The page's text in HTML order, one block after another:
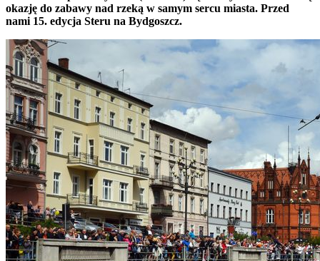
okazję do zabawy nad rzeką w samym sercu miasta. Przed
nami 15. edycja Steru na Bydgoszcz.